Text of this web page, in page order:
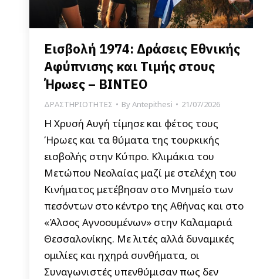
Εισβολή 1974: Δράσεις Εθνικής
Αφύπνισης και Τιμής στους
Ήρωες – ΒΙΝΤΕΟ
ΔΡΑΣΤΗΡΙΟΤΗΤΕΣ ByAntepithesi 21/07/2026
Η Χρυσή Αυγή τίμησε και φέτος τους
Ήρωες και τα θύματα της τουρκικής
εισβολής στην Κύπρο. Κλιμάκια του
Μετώπου Νεολαίας μαζί με στελέχη του
Κινήματος μετέβησαν στο Μνημείο των
πεσόντων στο κέντρο της Αθήνας και στο
«Άλσος Αγνοουμένων» στην Καλαμαριά
Θεσσαλονίκης. Με λιτές αλλά δυναμικές
ομιλίες και ηχηρά συνθήματα, οι
Συναγωνιστές υπενθύμισαν πως δεν